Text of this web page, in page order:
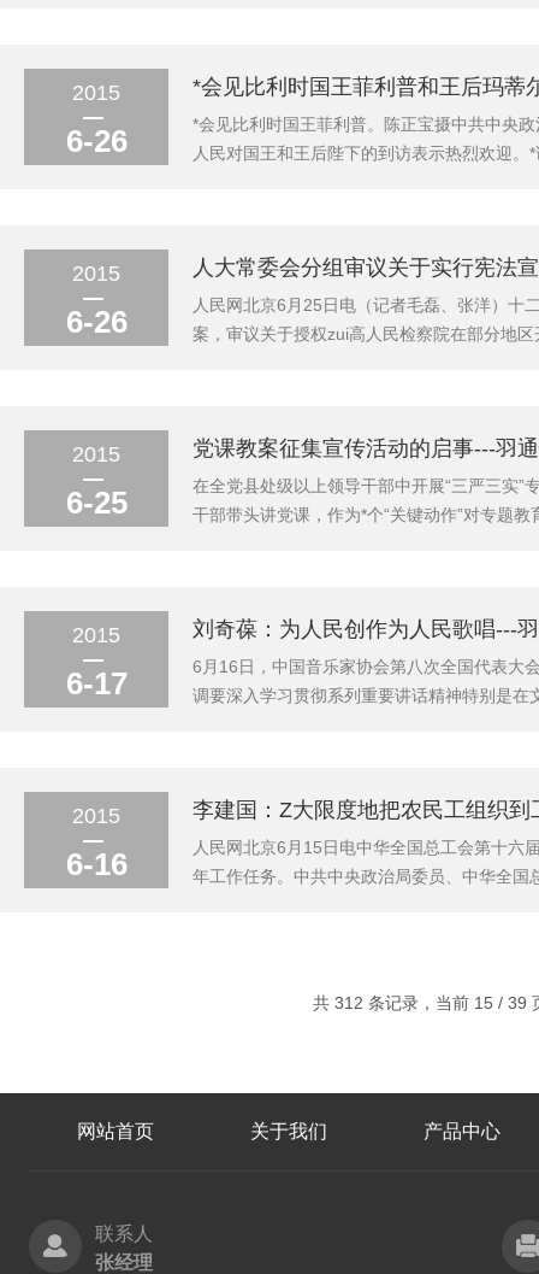
2015
6-26
*会见比利时国王菲利普和王后玛蒂
*会见比利时国王菲利普。陈正宝摄中共中央
人民对国王和王后陛下的到访表示热烈欢迎
2015
6-26
人大常委会分组审议关于实行宪法
人民网北京6月25日电（记者毛磊、张洋）十
案，审议关于授权zui高人民检察院在部分地
2015
6-25
党课教案征集宣传活动的启事---羽
在全党县处级以上领导干部中开展“三严三实”
干部带头讲党课，作为*个“关键动作”对专题
2015
6-17
刘奇葆：为人民创作为人民歌唱---
6月16日，中国音乐家协会第八次全国代表大
调要深入学习贯彻系列重要讲话精神特别是
2015
6-16
李建国：Z大限度地把农民工组织
人民网北京6月15日电中华全国总工会第十六
年工作任务。中共中央政治局委员、中华全
共 312 条记录，当前 15 / 39
网站首页 关于我们 产品中心
联系人
张经理